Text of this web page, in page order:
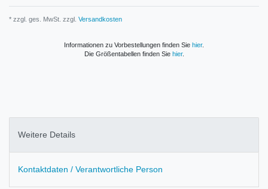
* zzgl. ges. MwSt. zzgl. Versandkosten
Informationen zu Vorbestellungen finden Sie hier.
Die Größentabellen finden Sie hier.
Weitere Details
Kontaktdaten / Verantwortliche Person